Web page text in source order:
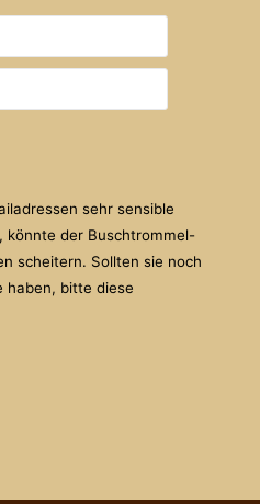
sehr sensible
könnte der Buschtrommel-
scheitern. Sollten sie noch
haben, bitte diese